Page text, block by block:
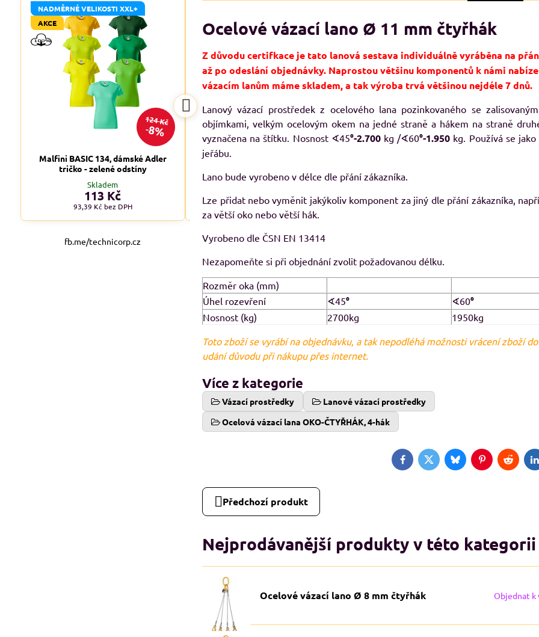
Ocelové vázací lano Ø 11 mm čtyřhák
Z důvodu certifkace je tato lanová sestava individuálně vyráběna na
až po odeslání objednávky. Naprostou většinu komponentů k námi
vázacím lanům máme skladem, a tak výroba trvá většinou nejdéle 7 dnů.
Lanový vázací prostředek z ocelového lana pozinkovaného se
objímkami, velkým ocelovým okem na jedné straně a hákem na straně
vyznačena na štítku. Nosnost ∢45°-2.700 kg /∢60°-1.950 kg. Používá se jako
jeřábu.
Lano bude vyrobeno v délce dle přání zákazníka.
Lze přidat nebo vyměnit jakýkoliv komponent za jiný dle přání zákazníka,
za větší oko nebo větší hák.
Vyrobeno dle ČSN EN 13414
Nezapomeňte si při objednání zvolit požadovanou délku.
Rozměr oka (mm)
Úhel rozevření
∢45° ∢60°
Nosnost (kg) 2700kg
1950kg
Toto zboží se vyrábí na objednávku, a tak nepodléhá možnosti vrácení zboží
udání důvodu při nákupu přes internet.
Více z kategorie
Vázací prostředky
Lanové vázací prostředky
Ocelová vázací lana OKO-ČTYŘHÁK, 4-hák
FacebookTwitterBlueskyPinterestReddit
Předchozí produkt
Nejprodávanější produkty v této kategorii
Ocelové vázací lano Ø 8 mm čtyřhák Objednat k
124 Kč
8%
NADMĚRNÉ VELIKOSTI XXL+
AKCE
Malfini BASIC 134, dámské Adler
tričko - zelené odstíny
Skladem
113 Kč
93,39 Kč bez DPH
8%
AKCE
Malfini BASIC 129, pánské Adler
Skladem
od 109 Kč
od 90,08 Kčbez DPH
od 239 Kč
od 197,52 Kč bez DPH
fb.me/technicorp.cz